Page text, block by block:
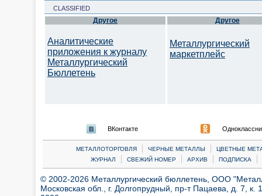
CLASSIFIED
Другое
Аналитические
приложения к журналу
Металлургический
Бюллетень
Другое
Металлургический
маркетплейс
ВКонтакте
МЕТАЛЛОТОРГОВЛЯ | ЧЕРНЫЕ МЕТАЛЛЫ |
ЦВЕТНЫЕ
ЖУРНАЛ
| СВЕЖИЙ НОМЕР | АРХИВ | ПОДПИСКА |
© 2002-2026 Металлургический бюллетень, ООО
Московская обл., г. Долгопрудный, пр-т Пацаева, д. 7,